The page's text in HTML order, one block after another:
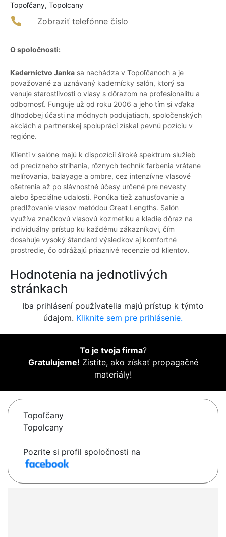
Topoľčany, Topolcany
Zobraziť telefónne číslo
O spoločnosti:
Kaderníctvo Janka sa nachádza v Topoľčanoch a je
považované za uznávaný kadernícky salón, ktorý sa
venuje starostlivosti o vlasy s dôrazom na profesionalitu a
odbornosť. Funguje už od roku 2006 a jeho tím si vďaka
dlhodobej účasti na módnych podujatiach, spoločenských
akciách a partnerskej spolupráci získal pevnú pozíciu v
regióne.
Klienti v salóne majú k dispozícii široké spektrum služieb
od precízneho strihania, rôznych techník farbenia vrátane
melírovania, balayage a ombre, cez intenzívne vlasové
ošetrenia až po slávnostné účesy určené pre nevesty
alebo špeciálne udalosti. Ponúka tiež zahusťovanie a
predlžovanie vlasov metódou Great Lengths. Salón
využíva značkovú vlasovú kozmetiku a kladie dôraz na
individuálny prístup ku každému zákazníkovi, čím
dosahuje vysoký štandard výsledkov aj komfortné
prostredie, čo odrážajú priaznivé recenzie od klientov.
Hodnotenia na jednotlivých
stránkach
Iba prihlásení používatelia majú prístup k týmto
údajom. Kliknite sem pre prihlásenie.
To je tvoja firma?
Gratulujeme! Zistite, ako získať propagačné
materiály!
Topoľčany
Topolcany
Pozrite si profil spoločnosti na